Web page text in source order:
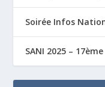
Soirée Infos
SANI 2025 –